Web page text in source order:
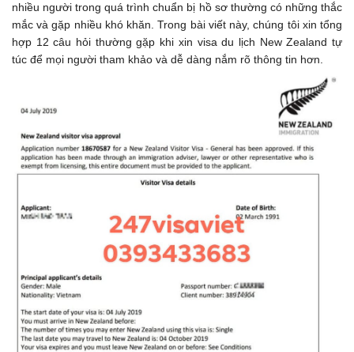
nhiều người trong quá trình chuẩn bị hồ sơ thường có những thắc
mắc và gặp nhiều khó khăn. Trong bài viết này, chúng tôi xin tổng
hợp 12 câu hỏi thường gặp khi xin visa du lịch New Zealand tự
túc để mọi người tham khảo và dễ dàng nắm rõ thông tin hơn.